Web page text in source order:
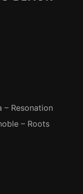
– Resonation
– Roots